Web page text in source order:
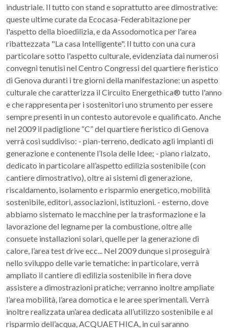
industriale. Il tutto con stand e soprattutto aree dimostrative:
queste ultime curate da Ecocasa-Federabitazione per
l'aspetto della bioedilizia, e da Assodomotica per l'area
ribattezzata "La casa Intelligente". Il tutto con una cura
particolare sotto l'aspetto culturale, evidenziata dai numerosi
convegni tenutisi nel Centro Congressi del quartiere fieristico
di Genova duranti i tre giorni della manifestazione: un aspetto
culturale che caratterizza il Circuito Energethica® tutto l'anno
e che rappresenta per i sostenitori uno strumento per essere
sempre presenti in un contesto autorevole e qualificato. Anche
nel 2009 il padiglione “C” del quartiere fieristico di Genova
verrà così suddiviso: - pian-terreno, dedicato agli impianti di
generazione e contenente l’Isola delle Idee; - piano rialzato,
dedicato in particolare all’aspetto edilizia sostenibile (con
cantiere dimostrativo), oltre ai sistemi di generazione,
riscaldamento, isolamento e risparmio energetico, mobilità
sostenibile, editori, associazioni, istituzioni. - esterno, dove
abbiamo sistemato le macchine per la trasformazione e la
lavorazione del legname per la combustione, oltre alle
consuete installazioni solari, quelle per la generazione di
calore, l’area test drive ecc... Nel 2009 dunque si proseguirà
nello sviluppo delle varie tematiche: in particolare, verrà
ampliato il cantiere di edilizia sostenibile in fiera dove
assistere a dimostrazioni pratiche; verranno inoltre ampliate
l’area mobilità, l’area domotica e le aree sperimentali. Verrà
inoltre realizzata un’area dedicata all’utilizzo sostenibile e al
risparmio dell’acqua, ACQUAETHICA, in cui saranno